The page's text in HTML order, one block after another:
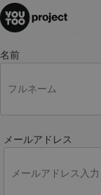
名前
メールアドレス